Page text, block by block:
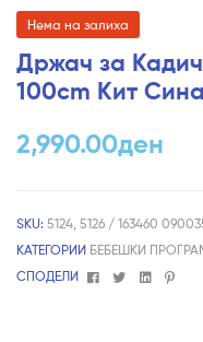
Нема на залиха
Држач за
100cm Кит
2,990.00ден
SKU: 5124, 5126 / 163460
КАТЕГОРИИ БЕБЕШКИ
СПОДЕЛИ
FacebookTwitterLinkedin